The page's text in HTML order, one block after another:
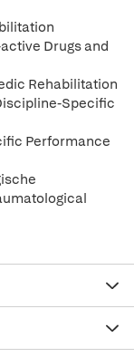
Drugs and
Rehabilitation
Specific
Performance